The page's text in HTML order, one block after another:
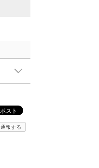
通報する